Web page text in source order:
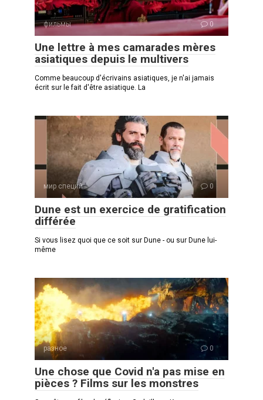
фильмы 0
Une lettre à mes camarades mères
asiatiques depuis le multivers
Comme beaucoup d'écrivains asiatiques, je n'ai jamais
écrit sur le fait d'être asiatique. La
мир специй 0
Dune est un exercice de gratification
différée
Si vous lisez quoi que ce soit sur Dune - ou sur Dune lui-
même
разное 0
Une chose que Covid n'a pas mise en
pièces ? Films sur les monstres